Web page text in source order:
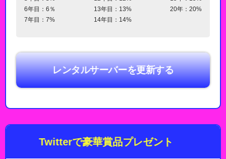
6年目：6％
7年目：7%
13年目：13%
14年目：14%
20年：20%
レンタルサーバーを更新する
Twitterで豪華賞品プレゼント